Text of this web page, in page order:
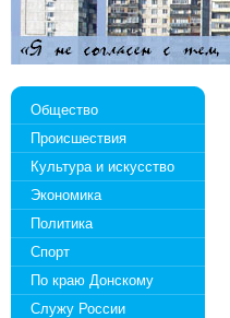
Общество
Происшествия
Культура и искусство
Экономика
Политика
Спорт
По краю Донскому
Служу России